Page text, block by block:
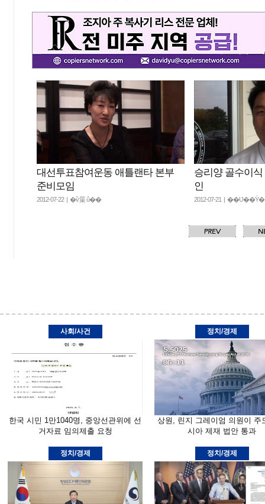
대선투표참여운동 애틀랜타 본부
준비모임
2012-07-22 | �ѷ罺 û��
승리양 골수이
인
2012-07-21 |
사회/사건
한국 시민 1만1040명, 중앙선관위에 선
거자료 임의제출 요청
정치/경제
상원, 린지 그레이엄 의원이 주
시아 제재 법안 통과
정치/경제 정치/경제